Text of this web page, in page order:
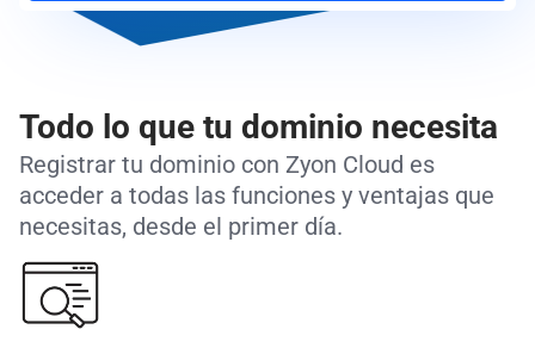
Todo lo que tu dominio necesita
Registrar tu dominio con Zyon Cloud es
acceder a todas las funciones y ventajas que
necesitas, desde el primer día.